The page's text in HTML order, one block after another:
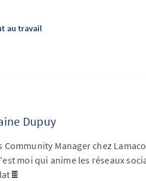
au travail
Dupuy
Community Manager chez
moi qui anime les réseaux